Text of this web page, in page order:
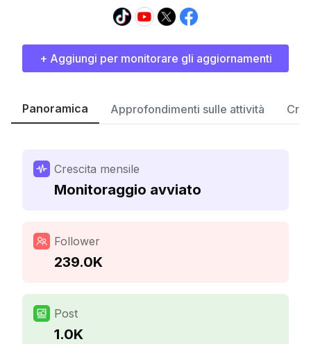
+ Aggiungi per monitorare gli aggiornamenti
Panoramica Approfondimenti sulle attività
Crescita mensile
Monitoraggio avviato
Follower
239.0K
Post
1.0K